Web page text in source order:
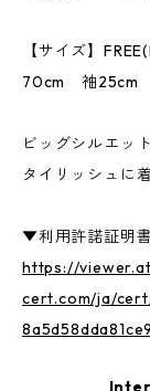
【サイズ】
70cm 袖25cm
ビッグシルエッ
タイリッシュに
▼利用許諾証明
https://
cert.com/ja/